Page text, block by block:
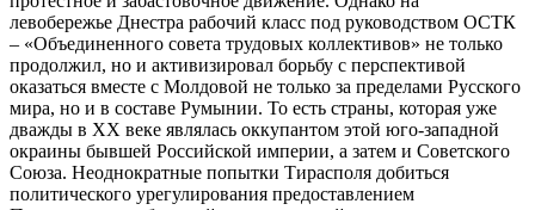
левобережье Днестра рабочий класс под руководством ОСТК
– «Объединенного совета трудовых коллективов» не только
продолжил, но и активизировал борьбу с перспективой
оказаться вместе с Молдовой не только за пределами Русского
мира, но и в составе Румынии. То есть страны, которая уже
дважды в ХХ веке являлась оккупантом этой юго-западной
окраины бывшей Российской империи, а затем и Советского
Союза. Неоднократные попытки Тирасполя добиться
политического урегулирования предоставлением